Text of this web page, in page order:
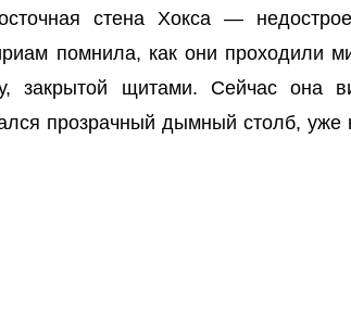
стена Хокса —
помнила, как они проходили
закрытой щитами. Сейчас она
прозрачный дымный столб, уже